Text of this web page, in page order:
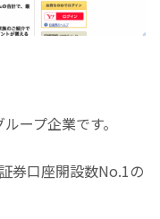
ープ企業です。
券口座開設数No.1の